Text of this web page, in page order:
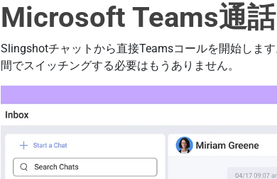
Microsoft Teams通話
Slingshotチャットから直接Teamsコールを開始しま
間でスイッチングする必要はもうありません。